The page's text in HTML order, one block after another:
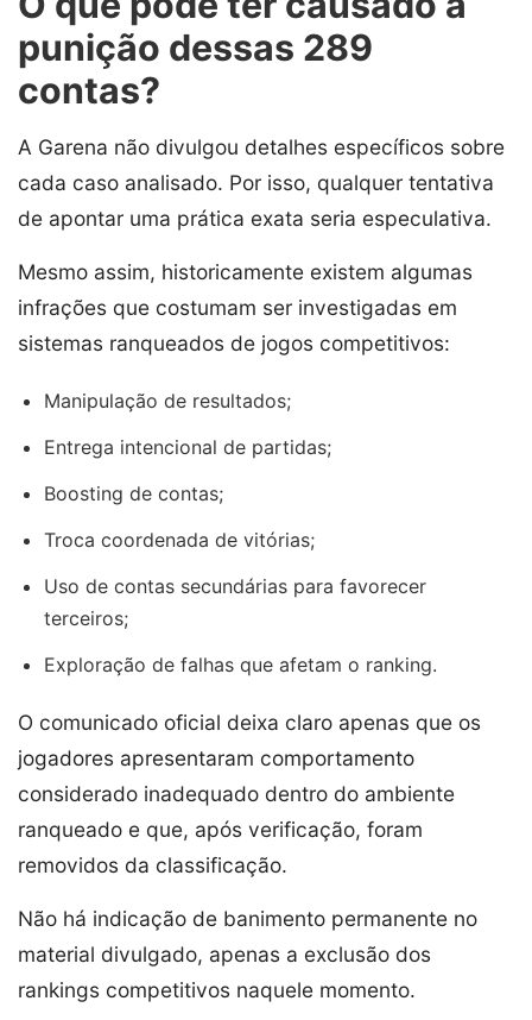
punição dessas 289
contas?
A Garena não divulgou detalhes específicos sobre
cada caso analisado. Por isso, qualquer tentativa
de apontar uma prática exata seria especulativa.
Mesmo assim, historicamente existem algumas
infrações que costumam ser investigadas em
sistemas ranqueados de jogos competitivos:
Manipulação de resultados;
Entrega intencional de partidas;
Boosting de contas;
Troca coordenada de vitórias;
Uso de contas secundárias para favorecer
terceiros;
Exploração de falhas que afetam o ranking.
O comunicado oficial deixa claro apenas que os
jogadores apresentaram comportamento
considerado inadequado dentro do ambiente
ranqueado e que, após verificação, foram
removidos da classificação.
Não há indicação de banimento permanente no
material divulgado, apenas a exclusão dos
rankings competitivos naquele momento.